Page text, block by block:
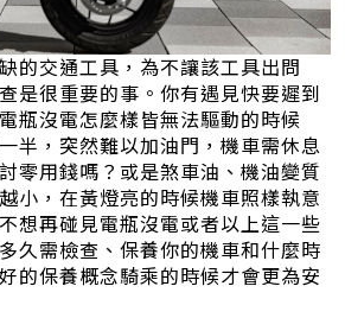
的交通工具，為不讓該工具出問
是很重要的事。你有遇見快要遲到
瓶沒電怎麼樣皆無法驅動的時候
半，突然難以加油門，機車需休息
零用錢嗎？或是煞車油、機油變質
小，在黃燈亮的時候機車照樣執意
想再碰見電瓶沒電或者以上這一些
久需檢查、保養你的機車和什麼時
的保養概念騎乘的時候才會更為安